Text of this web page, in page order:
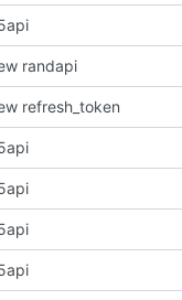
randapi
refresh_token